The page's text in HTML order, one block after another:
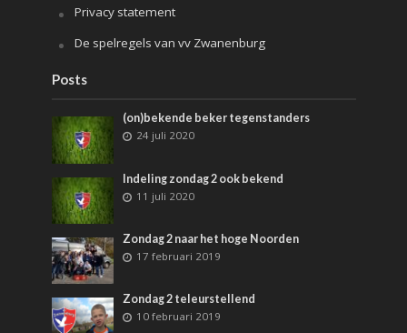
Privacy statement
De spelregels van vv Zwanenburg
Posts
(on)bekende beker tegenstanders
24 juli 2020
Indeling zondag 2 ook bekend
11 juli 2020
Zondag 2 naar het hoge Noorden
17 februari 2019
Zondag 2 teleurstellend
10 februari 2019